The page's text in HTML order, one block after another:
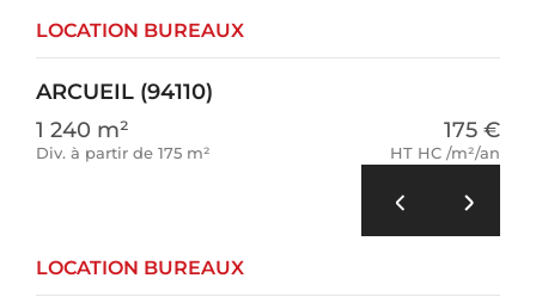
LOCATION BUREAUX
ARCUEIL (94110)
1 240 m²
Div. à partir de 175 m²
175 €
HT HC /m²/an
LOCATION BUREAUX